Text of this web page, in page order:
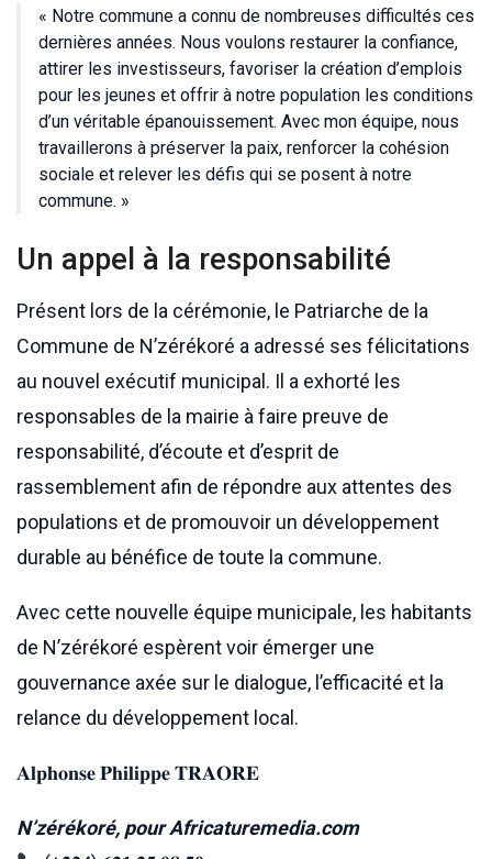
« Notre commune a connu de nombreuses difficultés ces
dernières années. Nous voulons restaurer la confiance,
attirer les investisseurs, favoriser la création d’emplois
pour les jeunes et offrir à notre population les conditions
d’un véritable épanouissement. Avec mon équipe, nous
travaillerons à préserver la paix, renforcer la cohésion
sociale et relever les défis qui se posent à notre
commune. »
Un appel à la responsabilité
Présent lors de la cérémonie, le Patriarche de la
Commune de N’zérékoré a adressé ses félicitations
au nouvel exécutif municipal. Il a exhorté les
responsables de la mairie à faire preuve de
responsabilité, d’écoute et d’esprit de
rassemblement afin de répondre aux attentes des
populations et de promouvoir un développement
durable au bénéfice de toute la commune.
Avec cette nouvelle équipe municipale, les habitants
de N’zérékoré espèrent voir émerger une
gouvernance axée sur le dialogue, l’efficacité et la
relance du développement local.
𝐀𝐥𝐩𝐡𝐨𝐧𝐬𝐞 𝐏𝐡𝐢𝐥𝐢𝐩𝐩𝐞 𝐓𝐑𝐀𝐎𝐑𝐄
N’zérékoré, pour Africaturemedia.com